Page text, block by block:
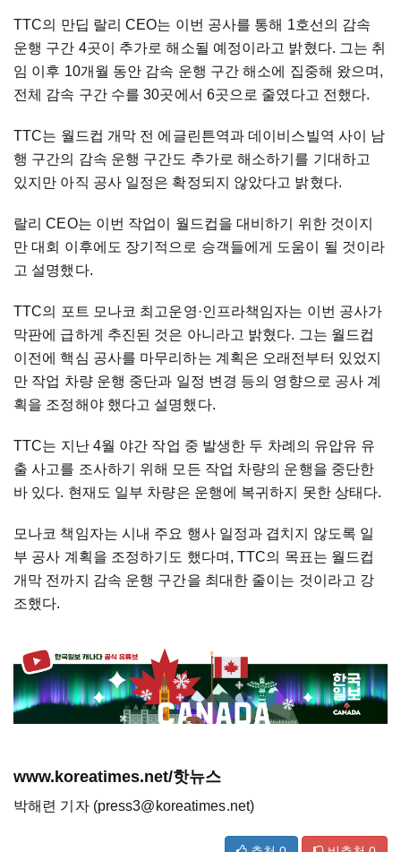
TTC의 만딥 랄리 CEO는 이번 공사를 통해 1호선의 감속
운행 구간 4곳이 추가로 해소될 예정이라고 밝혔다. 그는 취
임 이후 10개월 동안 감속 운행 구간 해소에 집중해 왔으며,
전체 감속 구간 수를 30곳에서 6곳으로 줄였다고 전했다.
TTC는 월드컵 개막 전 에글린튼역과 데이비스빌역 사이 남
행 구간의 감속 운행 구간도 추가로 해소하기를 기대하고
있지만 아직 공사 일정은 확정되지 않았다고 밝혔다.
랄리 CEO는 이번 작업이 월드컵을 대비하기 위한 것이지
만 대회 이후에도 장기적으로 승객들에게 도움이 될 것이라
고 설명했다.
TTC의 포트 모나코 최고운영·인프라책임자는 이번 공사가
막판에 급하게 추진된 것은 아니라고 밝혔다. 그는 월드컵
이전에 핵심 공사를 마무리하는 계획은 오래전부터 있었지
만 작업 차량 운행 중단과 일정 변경 등의 영향으로 공사 계
획을 조정해야 했다고 설명했다.
TTC는 지난 4월 야간 작업 중 발생한 두 차례의 유압유 유
출 사고를 조사하기 위해 모든 작업 차량의 운행을 중단한
바 있다. 현재도 일부 차량은 운행에 복귀하지 못한 상태다.
모나코 책임자는 시내 주요 행사 일정과 겹치지 않도록 일
부 공사 계획을 조정하기도 했다며, TTC의 목표는 월드컵
개막 전까지 감속 운행 구간을 최대한 줄이는 것이라고 강
조했다.
www.koreatimes.net/핫뉴스
박해련 기자 (press3@koreatimes.net)